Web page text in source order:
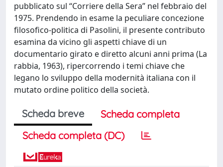
pubblicato sul “Corriere della Sera” nel febbraio del
1975. Prendendo in esame la peculiare concezione
filosofico-politica di Pasolini, il presente contributo
esamina da vicino gli aspetti chiave di un
documentario girato e diretto alcuni anni prima (La
rabbia, 1963), ripercorrendo i temi chiave che
legano lo sviluppo della modernità italiana con il
mutato ordine politico della società.
Scheda breve
Scheda completa
Scheda completa (DC)